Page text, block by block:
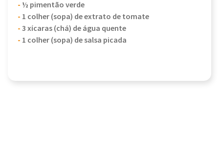
-½ pimentão verde
- 1 colher (sopa) de extrato de tomate
-3 xícaras (chá) de água quente
- 1 colher (sopa) de salsa picada